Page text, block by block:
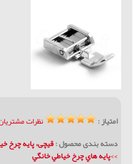
امتیاز :
نظرات
دسته بندی محصول :قیچی، پایه چرخ
>>پايه هاي چرخ خياطي خانگي